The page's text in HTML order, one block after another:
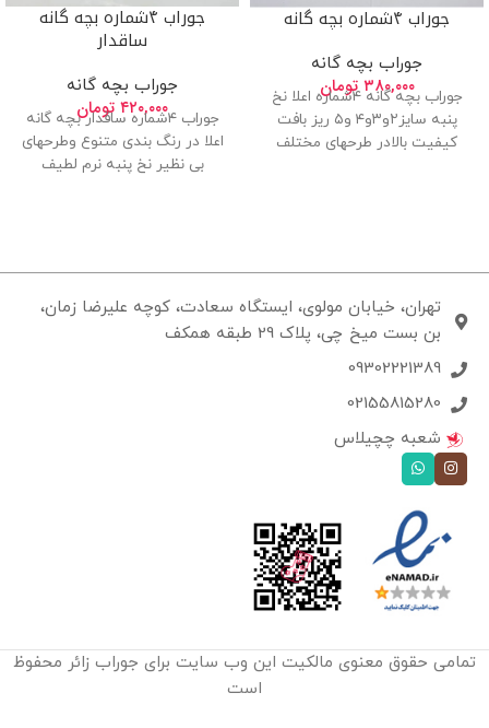
جوراب ۴شماره بچه گانه
جوراب بچه گانه
۳۸۰,۰۰۰ تومان
جوراب بچه گانه ۴شماره اعلا نخ
پنبه سایز۲و۳و۴ و۵ ریز بافت
کیفیت بالادر طرحهای مختلف
جوراب ۴شماره بچه گانه
ساقدار
جوراب بچه گانه
۴۲۰,۰۰۰ تومان
جوراب ۴شماره ساقدار بچه گانه
اعلا در رنگ بندی متنوع وطرحهای
بی نظیر نخ پنبه نرم لطیف
تهران، خیابان مولوی، ایستگاه سعادت، کوچه علیرضا زمان،
بن بست میخ چی، پلاک 29 طبقه همکف
09302221389
02155815280
شعبه چچیلاس
تمامی حقوق معنوی مالکیت این وب‌ سایت برای جوراب زائر محفوظ
است